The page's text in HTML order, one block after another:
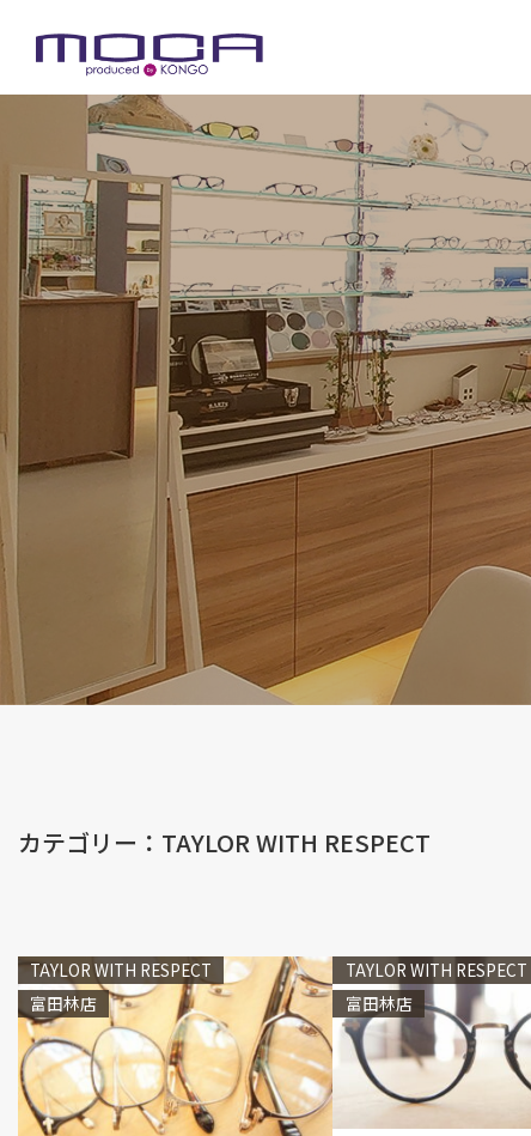
カテゴリー：TAYLOR WITH RESPECT
TAYLOR WITH RESPECT
富田林店
TAYLOR WITH RESPECT
富田林店